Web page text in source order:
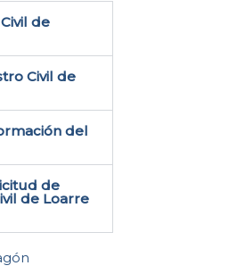
de
Civil de
del
de
de Loarre​